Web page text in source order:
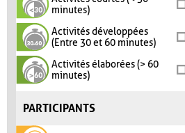
minutes)
Activités développées
(Entre 30 et 60 minutes)
Activités élaborées (> 60
minutes)
PARTICIPANTS